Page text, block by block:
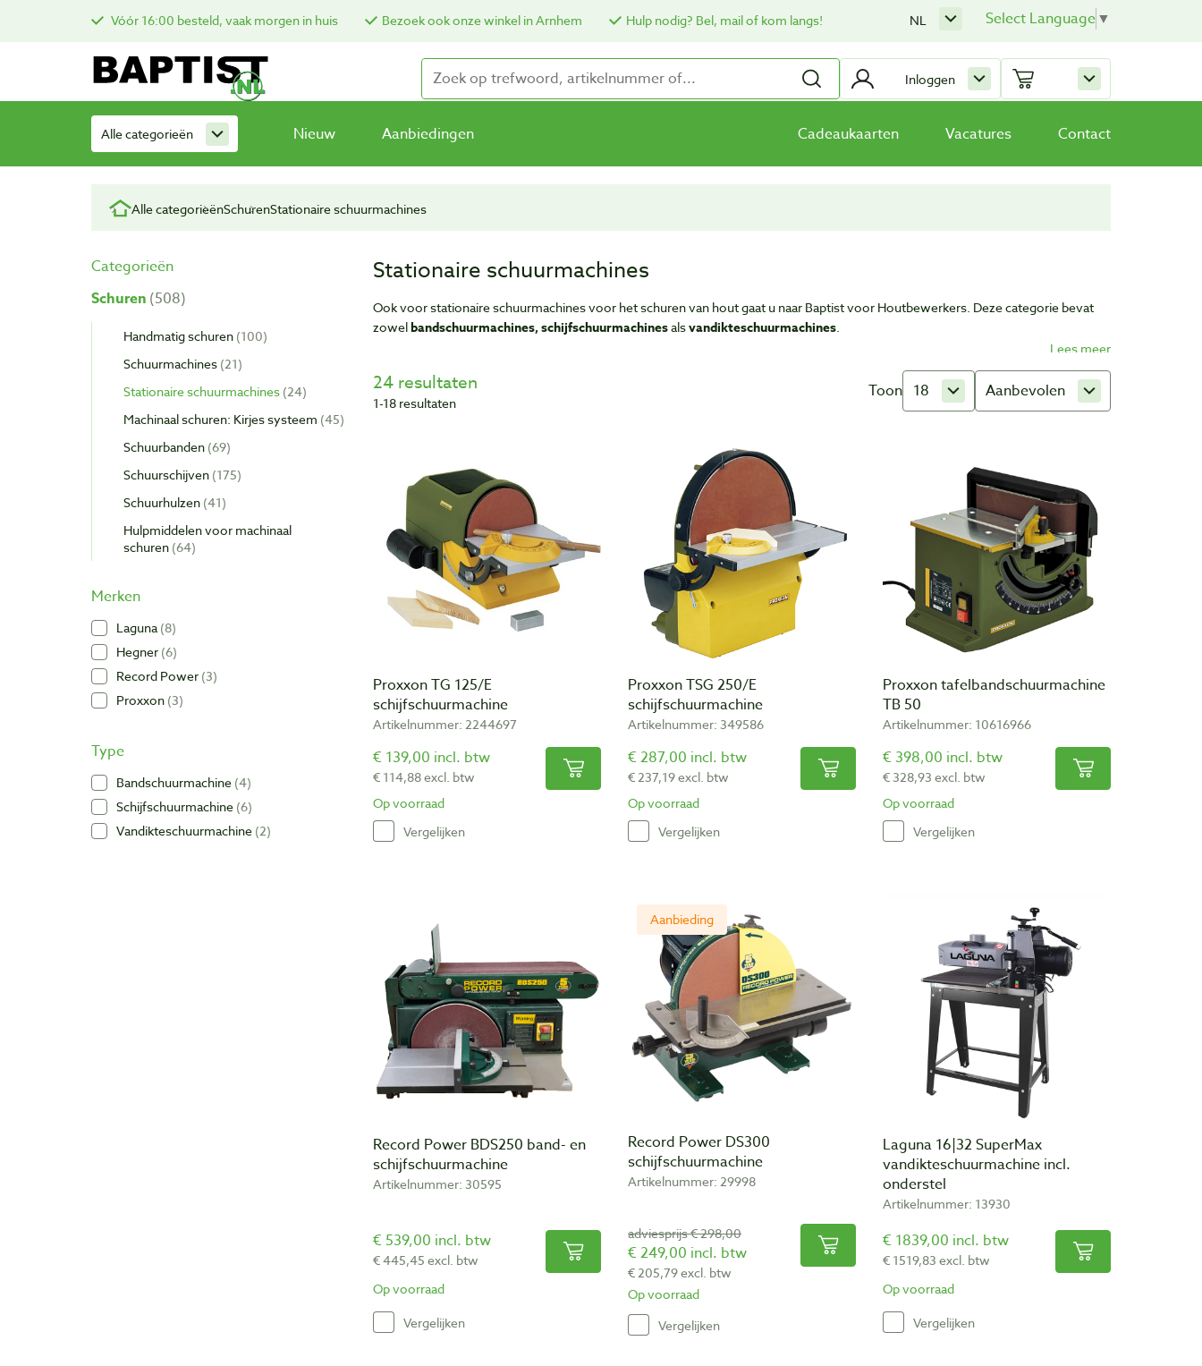
Vóór 16:00 besteld, vaak morgen in huis Bezoek ook onze winkel in Arnhem Hulp nodig? Bel, mail of kom langs! Select Language▼
NL
Inloggen
Alle categorieën Nieuw Aanbiedingen Cadeaukaarten Vacatures Contact
Alle categorieënSchurenStationaire schuurmachines
Categorieën
Schuren 508
Handmatig schuren 100
Schuurmachines 21
Stationaire schuurmachines 24
Machinaal schuren: Kirjes systeem 45
Schuurbanden 69
Schuurschijven 175
Schuurhulzen 41
Hulpmiddelen voor machinaal
schuren 64
Merken
Laguna 8
Hegner 6
Record Power 3
Proxxon 3
Type
Bandschuurmachine 4
Schijfschuurmachine 6
Vandikteschuurmachine 2
Stationaire schuurmachines
Ook voor stationaire schuurmachines voor het schuren van hout gaat u naar Baptist voor Houtbewerkers. Deze categorie bevat
zowelbandschuurmachines, schijfschuurmachinesalsvandikteschuurmachines.
24 resultaten
1-18 resultaten
Toon 18 Aanbevolen
Proxxon TG 125/E
schijfschuurmachine
Artikelnummer: 2244697
€ 139,00 incl. btw
€ 114,88 excl. btw
Op voorraad
Vergelijken
Proxxon TSG 250/E
schijfschuurmachine
Artikelnummer: 349586
€ 287,00 incl. btw
€ 237,19 excl. btw
Op voorraad
Vergelijken
Proxxon tafelbandschuurmachine
TB 50
Artikelnummer: 10616966
€ 398,00 incl. btw
€ 328,93 excl. btw
Op voorraad
Vergelijken
Record Power BDS250 band- en
schijfschuurmachine
Artikelnummer: 30595
€ 539,00 incl. btw
€ 445,45 excl. btw
Op voorraad
Vergelijken
Aanbieding
Record Power DS300
schijfschuurmachine
Artikelnummer: 29998
adviesprijs € 298,00
€ 249,00 incl. btw
€ 205,79 excl. btw
Op voorraad
Vergelijken
Laguna 16|32 SuperMax
vandikteschuurmachine incl.
onderstel
Artikelnummer: 13930
€ 1839,00 incl. btw
€ 1519,83 excl. btw
Op voorraad
Vergelijken